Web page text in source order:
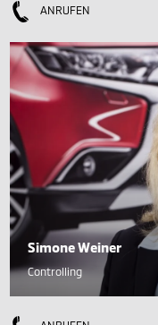
ANRUFEN
Simone Weiner
Controlling